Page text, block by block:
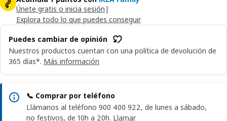
Únete gratis o inicia sesión |
Explora todo lo que puedes conseguir
Puedes cambiar de opinión
Nuestros productos cuentan con una política de devolución de
365 días*. Más información
📞 Comprar por teléfono
Llámanos al teléfono 900 400 922, de lunes a sábado,
no festivos, de 10h a 20h. Llamar